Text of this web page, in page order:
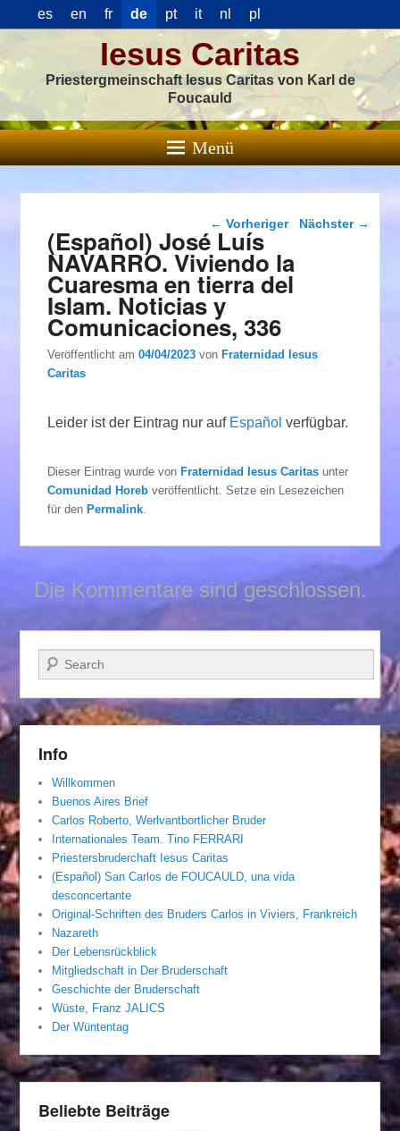
es en fr de pt it nl pl
Iesus Caritas
Priestergmeinschaft Iesus Caritas von Karl de
Foucauld
Menü
Beitragsnavigation
← Vorheriger Nächster →
(Español) José Luís
NAVARRO. Viviendo la
Cuaresma en tierra del
Islam. Noticias y
Comunicaciones, 336
Veröffentlicht am04/04/2023 vonFraternidad Iesus
Caritas
Leider ist der Eintrag nur auf Español verfügbar.
Dieser Eintrag wurde vonFraternidad Iesus Caritas unter
Comunidad Horeb veröffentlicht. Setze ein Lesezeichen
für denPermalink
Die Kommentare sind geschlossen.
Suchen
Info
Willkommen
Buenos Aires Brief
Carlos Roberto, Werlvantbortlicher Bruder
Internationales Team. Tino FERRARI
Priestersbruderchaft Iesus Caritas
(Español) San Carlos de FOUCAULD, una vida
desconcertante
Original-Schriften des Bruders Carlos in Viviers, Frankreich
Nazareth
Der Lebensrückblick
Mitgliedschaft in Der Bruderschaft
Geschichte der Bruderschaft
Wüste, Franz JALICS
Der Wüntentag
Beliebte Beiträge